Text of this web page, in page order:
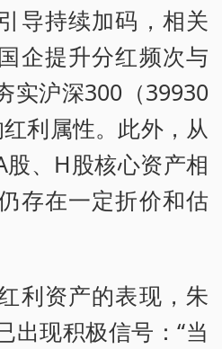
导持续加码，相关
企提升分红频次与
实沪深300（39930
利属性。此外，从
、H股核心资产相
存在一定折价和估
资产的表现，朱
出现积极信号：“当